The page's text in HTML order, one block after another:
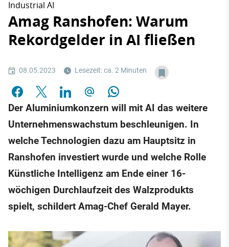
Industrial AI
Amag Ranshofen: Warum
Rekordgelder in AI fließen
08.05.2023 Lesezeit: ca. 2 Minuten
Der Aluminiumkonzern will mit AI das weitere
Unternehmenswachstum beschleunigen. In
welche Technologien dazu am Hauptsitz in
Ranshofen investiert wurde und welche Rolle
Künstliche Intelligenz am Ende einer 16-
wöchigen Durchlaufzeit des Walzprodukts
spielt, schildert Amag-Chef Gerald Mayer.